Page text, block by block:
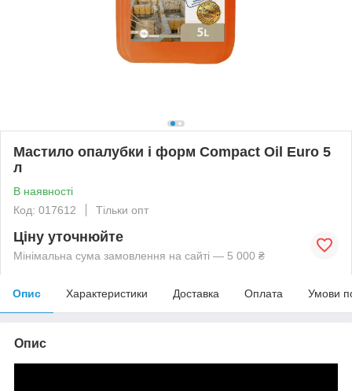
Мастило опалубки і форм Compact Oil Euro 5
л
В наявності
Код: 017612
Тільки опт
Ціну уточнюйте
Мінімальна сума замовлення на сайті — 5 000 ₴
Опис Характеристики Доставка Оплата Умови
Опис